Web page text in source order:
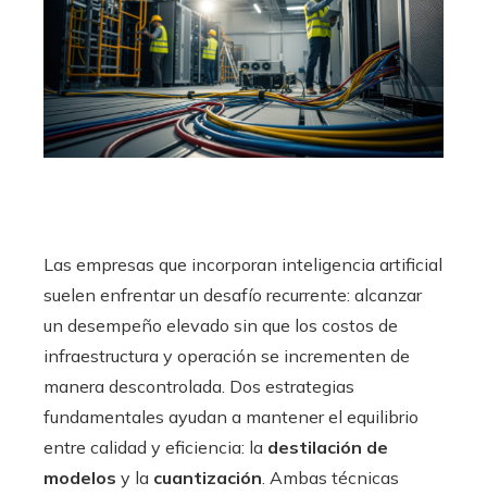
Las empresas que incorporan inteligencia artificial
suelen enfrentar un desafío recurrente: alcanzar
un desempeño elevado sin que los costos de
infraestructura y operación se incrementen de
manera descontrolada. Dos estrategias
fundamentales ayudan a mantener el equilibrio
entre calidad y eficiencia: la destilación de
modelos y la cuantización . Ambas técnicas